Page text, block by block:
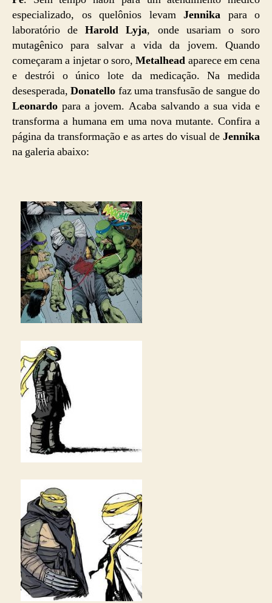
especializado, os quelônios levamJennika para o
laboratório deHarold Lyja, onde usariam o soro
mutagênico para salvar a vida da jovem. Quando
começaram a injetar o soro,Metalhead aparece em cena
e destrói o único lote da medicação. Na medida
desesperada,Donatello faz uma transfusão de sangue do
Leonardo para a jovem. Acaba salvando a sua vida e
transforma a humana em uma nova mutante. Confira a
página da transformação e as artes do visual de Jennika
na galeria abaixo: